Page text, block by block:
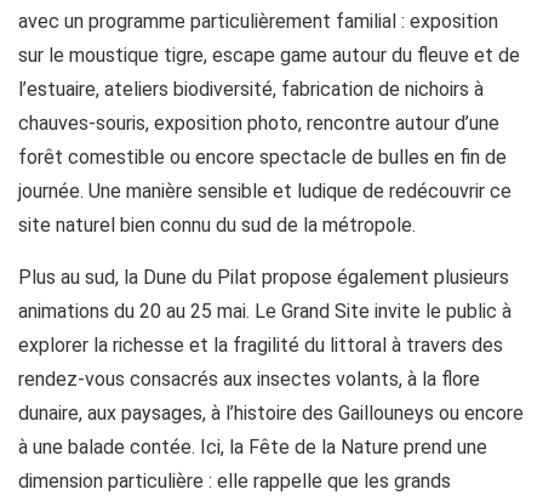
avec un programme particulièrement familial : exposition
sur le moustique tigre, escape game autour du fleuve et de
l’estuaire, ateliers biodiversité, fabrication de nichoirs à
chauves-souris, exposition photo, rencontre autour d’une
forêt comestible ou encore spectacle de bulles en fin de
journée. Une manière sensible et ludique de redécouvrir ce
site naturel bien connu du sud de la métropole.
Plus au sud, la Dune du Pilat propose également plusieurs
animations du 20 au 25 mai. Le Grand Site invite le public à
explorer la richesse et la fragilité du littoral à travers des
rendez-vous consacrés aux insectes volants, à la flore
dunaire, aux paysages, à l’histoire des Gaillouneys ou encore
à une balade contée. Ici, la Fête de la Nature prend une
dimension particulière : elle rappelle que les grands